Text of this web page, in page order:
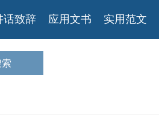
话致辞 应用文书 实用范文